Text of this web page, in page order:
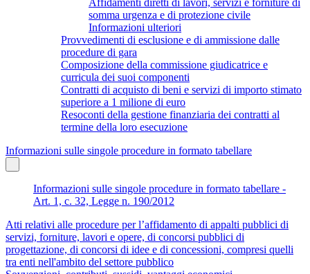
somma urgenza e di protezione civile
Informazioni ulteriori
Provvedimenti di esclusione e di ammissione dalle
procedure di gara
Composizione della commissione giudicatrice e
curricula dei suoi componenti
Contratti di acquisto di beni e servizi di importo stimato
superiore a 1 milione di euro
Resoconti della gestione finanziaria dei contratti al
termine della loro esecuzione
Informazioni sulle singole procedure in formato tabellare
Informazioni sulle singole procedure in formato tabellare -
Art. 1, c. 32, Legge n. 190/2012
Atti relativi alle procedure per l’affidamento di appalti pubblici di
servizi, forniture, lavori e opere, di concorsi pubblici di
progettazione, di concorsi di idee e di concessioni, compresi quelli
tra enti nell'ambito del settore pubblico